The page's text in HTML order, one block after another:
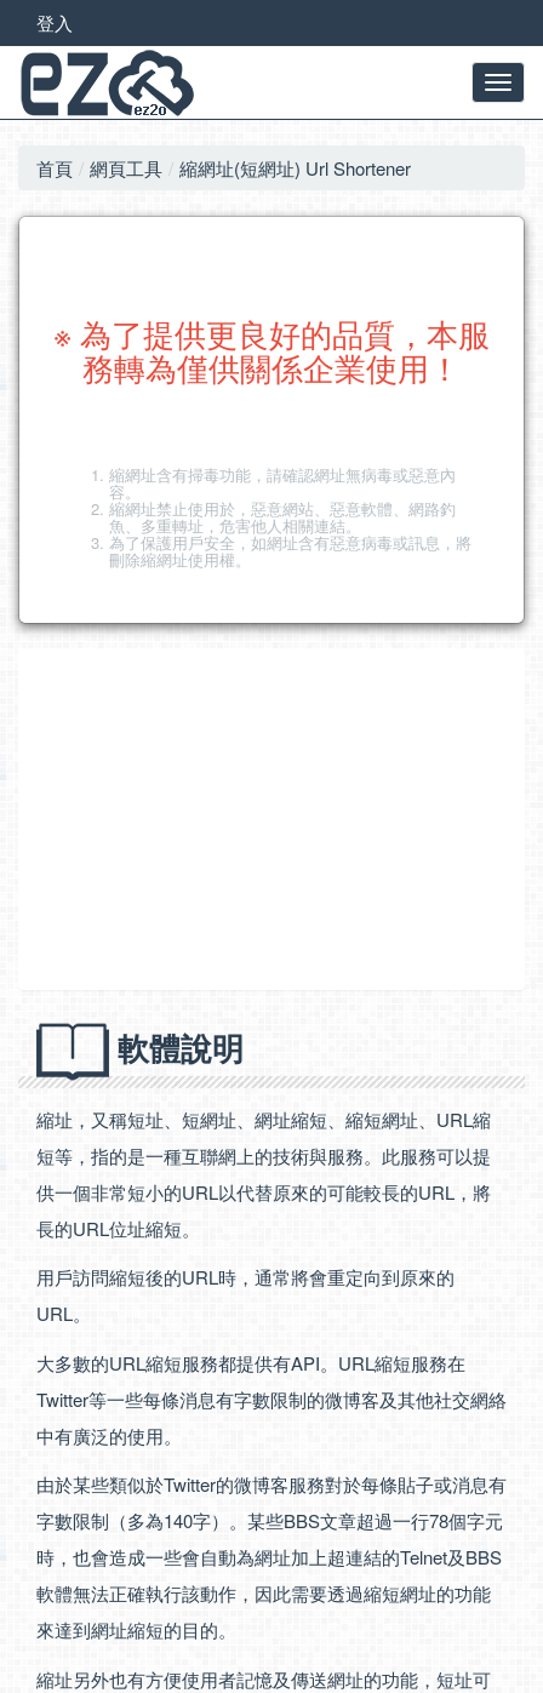
登入
首頁 網頁工具 縮網址(短網址) Url Shortener
※ 為了提供更良好的品質，本服
務轉為僅供關係企業使用！
縮網址含有掃毒功能，請確認網址無病毒或惡意內
容。
縮網址禁止使用於，惡意網站、惡意軟體、網路釣
魚、多重轉址，危害他人相關連結。
為了保護用戶安全，如網址含有惡意病毒或訊息，將
刪除縮網址使用權。
軟體說明
縮址，又稱短址、短網址、網址縮短、縮短網址、URL縮
短等，指的是一種互聯網上的技術與服務。此服務可以提
供一個非常短小的URL以代替原來的可能較長的URL，將
長的URL位址縮短。
用戶訪問縮短後的URL時，通常將會重定向到原來的
URL。
大多數的URL縮短服務都提供有API。URL縮短服務在
Twitter等一些每條消息有字數限制的微博客及其他社交網絡
中有廣泛的使用。
由於某些類似於Twitter的微博客服務對於每條貼子或消息有
字數限制（多為140字）。某些BBS文章超過一行78個字元
時，也會造成一些會自動為網址加上超連結的Telnet及BBS
軟體無法正確執行該動作，因此需要透過縮短網址的功能
來達到網址縮短的目的。
縮址另外也有方便使用者記憶及傳送網址的功能，短址可